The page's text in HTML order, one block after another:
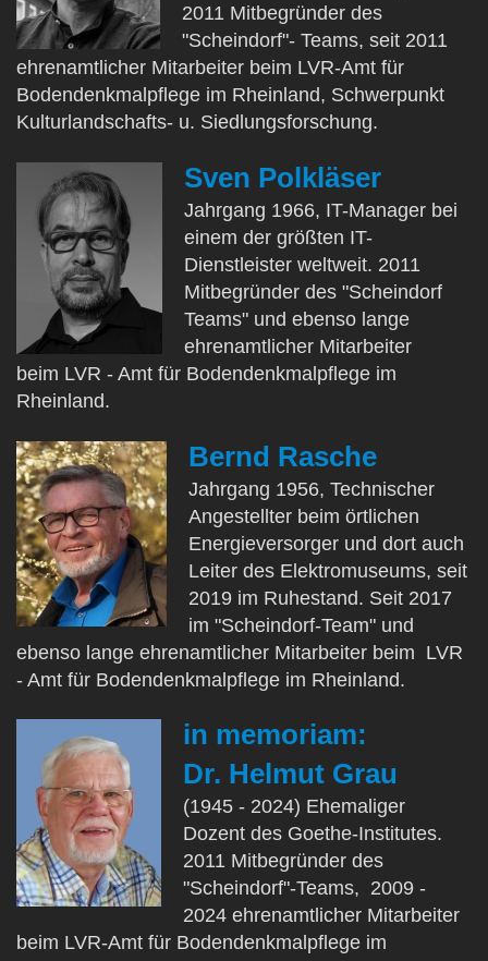
2011 Mitbegründer des
"Scheindorf"- Teams, seit 2011
ehrenamtlicher Mitarbeiter beim LVR-Amt für
Bodendenkmalpflege im Rheinland, Schwerpunkt
Kulturlandschafts- u. Siedlungsforschung.
Sven Polkläser
Jahrgang 1966, IT-Manager bei
einem der größten IT-
Dienstleister weltweit. 2011
Mitbegründer des "Scheindorf
Teams" und ebenso lange
ehrenamtlicher Mitarbeiter
beim LVR - Amt für Bodendenkmalpflege im
Rheinland.
Bernd Rasche
Jahrgang 1956, Technischer
Angestellter beim örtlichen
Energieversorger und dort auch
Leiter des Elektromuseums, seit
2019 im Ruhestand. Seit 2017
im "Scheindorf-Team" und
ebenso lange ehrenamtlicher Mitarbeiter beim LVR
- Amt für Bodendenkmalpflege im Rheinland.
in memoriam:
Dr. Helmut Grau
(1945 - 2024) Ehemaliger
Dozent des Goethe-Institutes.
2011 Mitbegründer des
"Scheindorf"-Teams, 2009 -
2024 ehrenamtlicher Mitarbeiter
beim LVR-Amt für Bodendenkmalpflege im